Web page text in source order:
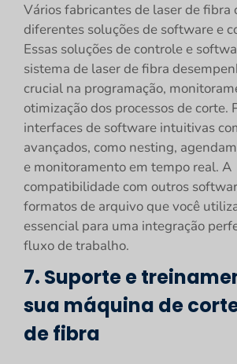
Vários fabricantes de laser de fibra
diferentes soluções de software e
Essas soluções de controle e
sistema de laser de fibra
crucial na programação,
otimização dos processos de corte.
interfaces de software intuitivas
avançados, como nesting,
e monitoramento em tempo real. A
compatibilidade com outros
formatos de arquivo que você
essencial para uma integração
fluxo de trabalho.
7. Suporte e
sua máquina de
de fibra